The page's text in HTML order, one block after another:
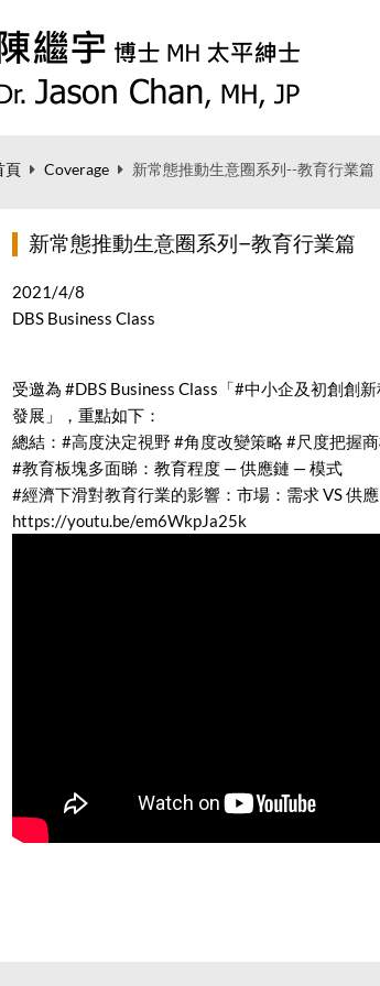
頁 Coverage 新常態推動生意圈系列--教育行業篇
新常態推動生意圈系列–教育行業篇
2021/4/8
DBS Business Class
受邀為 #DBS Business Class「#中小企及初創創
發展 」，重點如下：
總結： #高度決定視野#角度改變策略#尺度把握
#教育板塊多面睇 ：教育程度 — 供應鏈 — 模式
#經濟下滑對教育行業的影響 ：市場：需求 VS 供應
https://youtu.be/em6WkpJa25k